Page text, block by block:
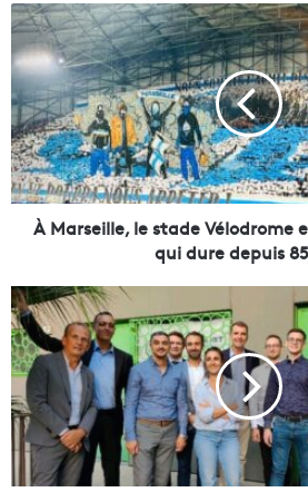
À
M
a
r
s
e
i
l
l
e
s
t
a
e
V
é
l
À Marseille, le stade Vélodrome
qui dure depuis
Q
u
a
t
r
e
s
t
a